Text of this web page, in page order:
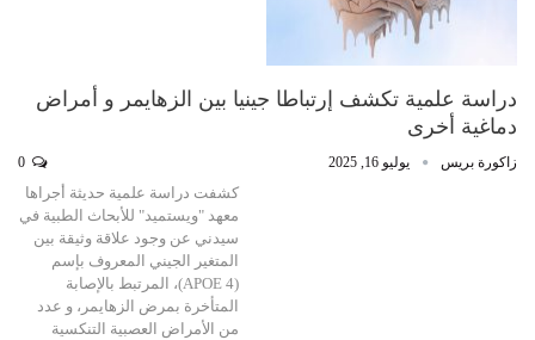
دراسة علمية تكشف إرتباطا جينيا بين الزهايمر و أمراض
دماغية أخرى
زاكورة بريس يوليو 16, 2025
كشفت دراسة علمية حديثة أجراها
معهد "ويستميد" للأبحاث الطبية في
سيدني عن وجود علاقة وثيقة بين
المتغير الجيني المعروف بإسم
(APOE 4)، المرتبط بالإصابة
المتأخرة بمرض الزهايمر، و عدد
من الأمراض العصبية التنكسية